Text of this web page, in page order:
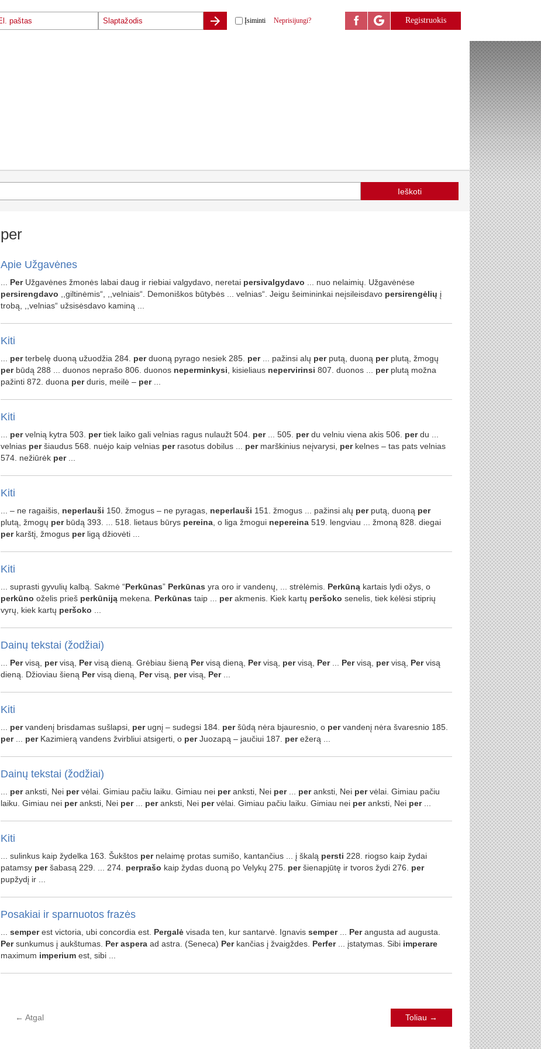
Įsiminti Neprisijungi? Registruokis
per
Apie Užgavėnes
PerUžgavėnes žmonės labai daug ir riebiai valgydavo, neretai persivalgydavo ... nuo nelaimių. Užgavėnėse
persirengdavo ,,giltinėmis“, ,,velniais“. Demoniškos būtybės ... velnias“. Jeigu šeimininkai neįsileisdavo persirengėlių į
trobą, ,,velnias“ užsisėsdavo kaminą ...
Kiti
perterbelę duoną užuodžia 284. perduoną pyrago nesiek 285. per... pažinsi alų perputą, duoną perplutą, žmogų
perbūdą 288 ... duonos neprašo 806. duonos neperminkysi , kisieliaus nepervirinsi 807. duonos ... perplutą možna
pažinti 872. duona perduris, meilė – per...
Kiti
pervelnią kytra 503. pertiek laiko gali velnias ragus nulaužt 504. per... 505. perdu velniu viena akis 506. perdu ...
velnias peršiaudus 568. nuėjo kaip velnias perrasotus dobilus ... permarškinius neįvarysi, perkelnes – tas pats velnias
574. nežiūrėk per...
Kiti
... – ne ragaišis, neperlauši 150. žmogus – ne pyragas, neperlauši 151. žmogus ... pažinsi alų perputą, duoną per
plutą, žmogų perbūdą 393. ... 518. lietaus būrys pereina, o liga žmogui nepereina519. lengviau ... žmoną 828. diegai
perkarštį, žmogus perligą džiovėti ...
Kiti
... suprasti gyvulių kalbą. Sakmė “Perkūnas” Perkūnas yra oro ir vandenų, ... strėlėmis. Perkūnąkartais lydi ožys, o
perkūno oželis prieš perkūnijąmekena. Perkūnas taip ... perakmenis. Kiek kartų peršoko senelis, tiek kėlėsi stiprių
vyrų, kiek kartų peršoko
Dainų tekstai (žodžiai)
Pervisą, pervisą, Pervisą dieną. Grėbiau šieną Pervisą dieną, Pervisą, pervisą, Per... Pervisą, pervisą, Pervisą
dieną. Džioviau šieną Pervisą dieną, Pervisą, pervisą, Per...
Kiti
pervandenį brisdamas sušlapsi, perugnį – sudegsi 184. peršūdą nėra bjauresnio, o pervandenį nėra švaresnio 185.
per... perKazimierą vandens žvirbliui atsigerti, o perJuozapą – jaučiui 187. perežerą ...
Dainų tekstai (žodžiai)
peranksti, Nei pervėlai. Gimiau pačiu laiku. Gimiau nei peranksti, Nei per... peranksti, Nei pervėlai. Gimiau pačiu
laiku. Gimiau nei peranksti, Nei per... peranksti, Nei pervėlai. Gimiau pačiu laiku. Gimiau nei peranksti, Nei per...
Kiti
... sulinkus kaip žydelka 163. Šukštos pernelaimę protas sumišo, kantančius ... į škalą persti 228. riogso kaip žydai
patamsy peršabasą 229. ... 274. perprašo kaip žydas duoną po Velykų 275. peršienapjūtę ir tvoros žydi 276. per
pupžydį ir ...
Posakiai ir sparnuotos frazės
semperest victoria, ubi concordia est. Pergalėvisada ten, kur santarvė. Ignavis semper... Perangusta ad augusta.
Persunkumus į aukštumas. Per asperaad astra. (Seneca) Perkančias į žvaigždes. Perfer... įstatymas. Sibi imperare
maximum imperiumest, sibi ...
← Atgal Toliau →